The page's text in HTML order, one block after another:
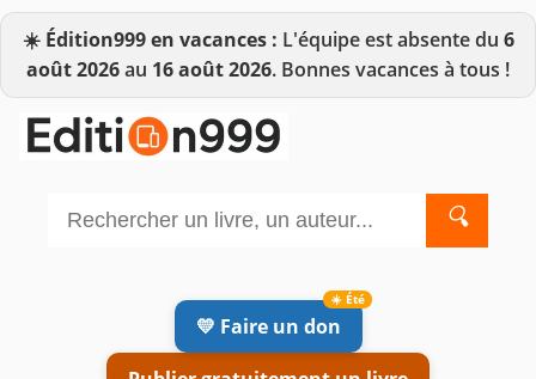
☀️ Édition999 en vacances : L'équipe est absente du 6
août 2026au 16 août 2026. Bonnes vacances à tous !
🔍
💛 Faire un don